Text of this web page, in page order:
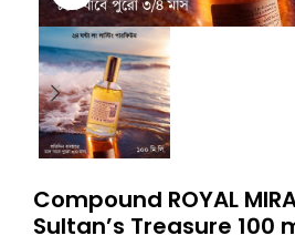
Compound ROYAL
Sultan’s Treasure 100